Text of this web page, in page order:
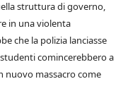
struttura di governo,
in una violenta
che la polizia lanciasse
comincerebbero a
nuovo massacro come